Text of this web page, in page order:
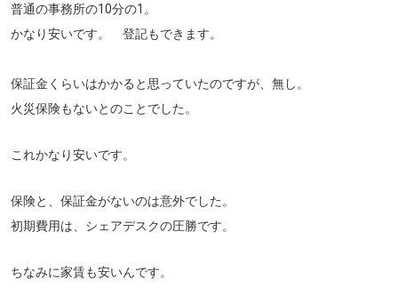
普通の事務所の10分の1。
かなり安いです。 登記もできます。
保証金くらいはかかると思っていたのですが、無し。
火災保険もないとのことでした。
これかなり安いです。
保険と、保証金がないのは意外でした。
初期費用は、シェアデスクの圧勝です。
ちなみに家賃も安いんです。